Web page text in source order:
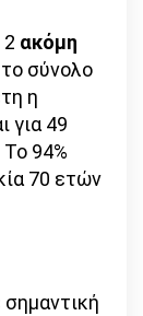
ακόμη
σύνολο
η
για 49
Το 94%
70 ετών